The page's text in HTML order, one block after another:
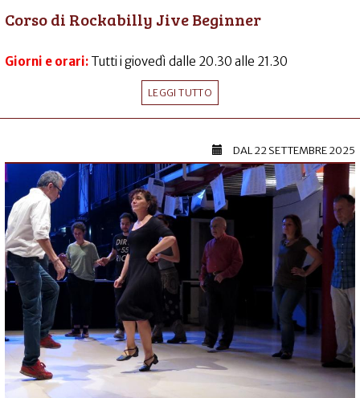
Corso di Rockabilly Jive Beginner
Giorni e orari: Tutti i giovedì dalle 20.30 alle 21.30
LEGGI TUTTO
DAL22 SETTEMBRE 2025